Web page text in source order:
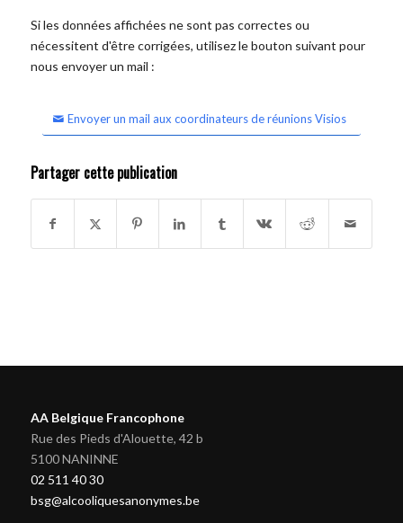
Si les données affichées ne sont pas correctes ou
nécessitent d'être corrigées, utilisez le bouton suivant pour
nous envoyer un mail :
Envoyer un mail aux coordinateurs de réunions Visios
Partager cette publication
AA Belgique Francophone
Rue des Pieds d'Alouette, 42 b
5100 NANINNE
02 511 40 30
bsg@alcooliquesanonymes.be